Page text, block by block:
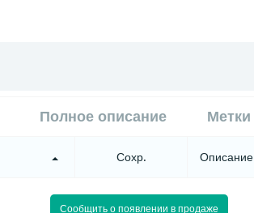
Полное описание Метки
Сохр. Описание
Сообщить о появлении в продаже